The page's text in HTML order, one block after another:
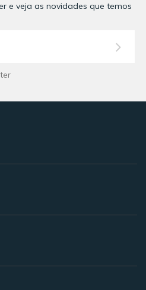
e veja as novidades que temos